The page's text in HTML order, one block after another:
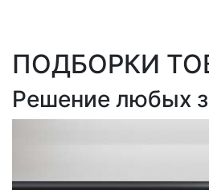
ПОДБОРКИ
Решение любых